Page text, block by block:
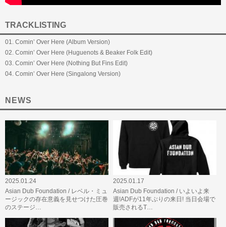
TRACKLISTING
01. Comin’ Over Here (Album Version)
02. Comin’ Over Here (Huguenots & Beaker Folk Edit)
03. Comin’ Over Here (Nothing But Fins Edit)
04. Comin’ Over Here (Singalong Version)
NEWS
2025.01.24
Asian Dub Foundation / レベル・ミュ
ージックの存在意義を見せつけた圧巻
のステージ…
2025.01.17
Asian Dub Foundation / いよいよ来
週!ADFが11年ぶりの来日! 当日会場で
販売されるT…